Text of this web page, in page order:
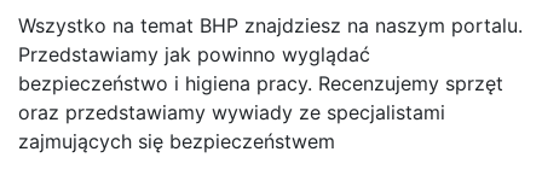
Wszystko na temat BHP znajdziesz na naszym portalu.
Przedstawiamy jak powinno wyglądać
bezpieczeństwo i higiena pracy. Recenzujemy sprzęt
oraz przedstawiamy wywiady ze specjalistami
zajmujących się bezpieczeństwem